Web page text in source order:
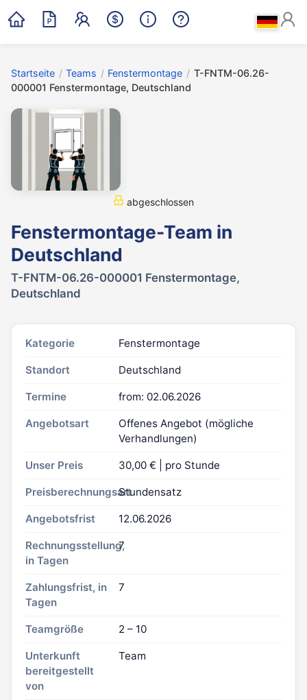
Startseite / Teams / Fenstermontage / T-FNTM-06.26-
000001 Fenstermontage, Deutschland
abgeschlossen
Fenstermontage-Team in
Deutschland
T-FNTM-06.26-000001 Fenstermontage,
Deutschland
Kategorie Fenstermontage
Standort Deutschland
Termine from: 02.06.2026
Angebotsart
Offenes Angebot (mögliche
Verhandlungen)
Unser Preis 30,00 € | pro Stunde
PreisberechnungsartStundensatz
Angebotsfrist 12.06.2026
Rechnungsstellung,
in Tagen
7
Zahlungsfrist, in
Tagen
7
Teamgröße 2 – 10
Unterkunft
bereitgestellt
von
Team